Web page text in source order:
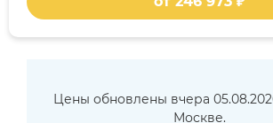
Цены обновлены вчера
Москве.